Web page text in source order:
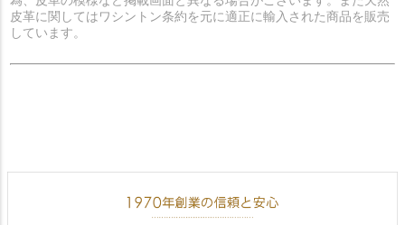
皮革に関してはワシントン条約を元に適正に輸入された商品を販売
しています。